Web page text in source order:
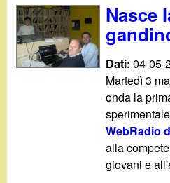
Nasce
Dati:04-05-
Martedì 3
onda la
WebRadio
alla
giovani e